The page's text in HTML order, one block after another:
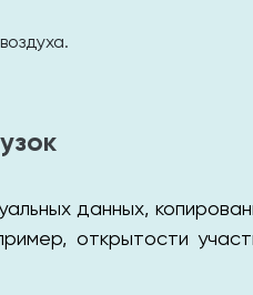
данных,
открытости